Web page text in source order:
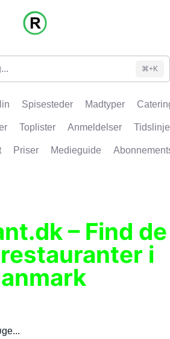
⌘+K
Spisesteder Madtyper
Toplister Anmeldelser Tidslinje
Priser Medieguide
– Find de
i